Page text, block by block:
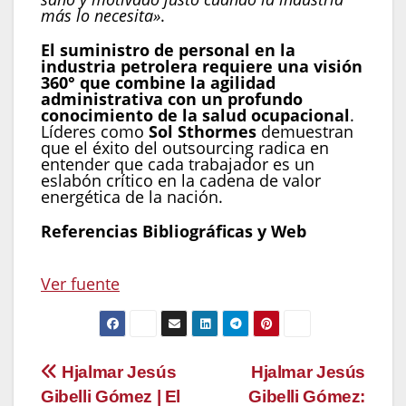
más lo necesita».
El suministro de personal en la
industria petrolera requiere una visión
360° que combine la agilidad
administrativa con un profundo
conocimiento de la salud ocupacional.
Líderes como Sol Sthormes demuestran
que el éxito del outsourcing radica en
entender que cada trabajador es un
eslabón crítico en la cadena de valor
energética de la nación.
Referencias Bibliográficas y Web
Navegación
entradas
Ver fuente
Navegación
Hjalmar Jesús
Gibelli Gómez:
Hjalmar Jesús
Gibelli Gómez | El